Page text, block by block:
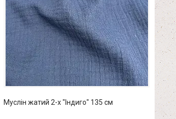
Муслін жатий 2-х "Індиго" 135 см